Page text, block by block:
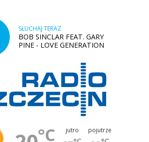
SŁUCHAJ TERAZ
BOB SINCLAR FEAT. GARY
PINE - LOVE GENERATION
°C jutro pojutrze